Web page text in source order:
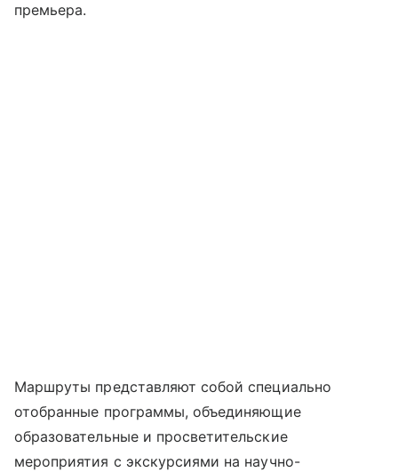
премьера.
Маршруты представляют собой специально
отобранные программы, объединяющие
образовательные и просветительские
мероприятия с экскурсиями на научно-